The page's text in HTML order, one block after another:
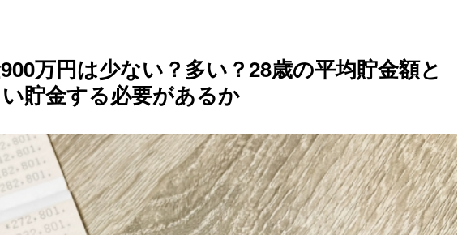
万円は少ない？多い？28歳の平均貯金額と
貯金する必要があるか